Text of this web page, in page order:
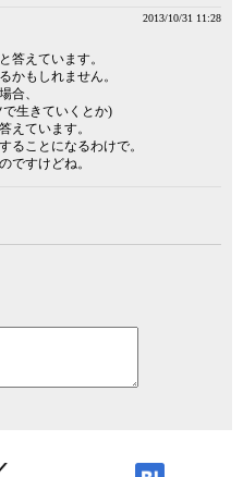
2013/10/31 11:28
答えています。
かもしれません。
合、
生きていくとか)
えています。
ることになるわけで。
ですけどね。